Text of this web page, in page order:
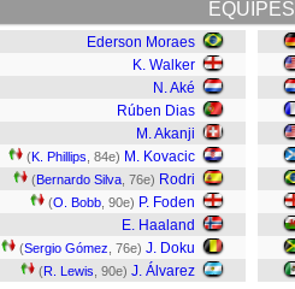
EQUIPES
Ederson Moraes
K. Walker
N. Aké
Rúben Dias
M. Akanji
(K. Phillips , 84e) M. Kovacic
(Bernardo Silva , 76e) Rodri
(O. Bobb , 90e) P. Foden
E. Haaland
(Sergio Gómez , 76e) J. Doku
(R. Lewis , 90e) J. Álvarez